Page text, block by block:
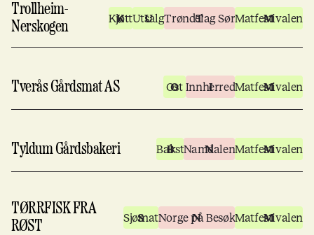
Trollheim-
Nerskogen
KjøttUtsalgTrøndelag SørMatfestivalen
Tverås Gårdsmat AS Ost InnherredMatfestivalen
Tyldum Gårdsbakeri BakstNamdalenMatfestivalen
TØRRFISK FRA
RØST
SjømatNorge på BesøkMatfestivalen